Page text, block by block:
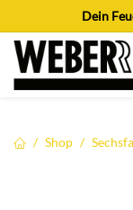
Zum Inhalt springen
Dein
Shop